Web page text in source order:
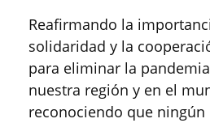
Reafirmando la
solidaridad y la
para eliminar la
nuestra región y en el
reconociendo que ningún